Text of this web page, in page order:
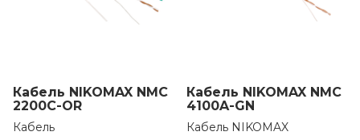
Кабель NIKOMAX NMC
2200C-OR
Кабель
Кабель NIKOMAX NMC
4100A-GN
Кабель NIKOMAX